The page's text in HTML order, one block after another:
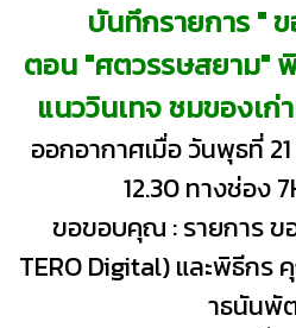
บันทึกรายการ "
ตอน "ศตวรรษสยาม"
แนววินเทจ ชมของเ
ออกอากาศเมื่อ วันพุธที่
12.30 ทางช่อง
ขอขอบคุณ : รายการ
TERO Digital) และพิธีก
าธนัน